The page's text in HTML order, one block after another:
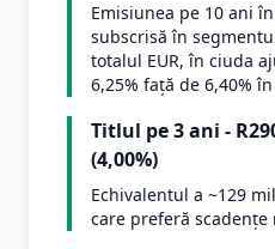
Emisiunea pe 10 ani
subscrisă în
totalul EUR, în ciuda
6,25% față de 6,40%
Titlul pe 3 ani -
(4,00%)
Echivalentul a ~129
care preferă